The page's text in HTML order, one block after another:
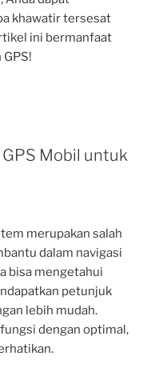
khawatir tersesat
ini bermanfaat
Mobil untuk
merupakan salah
dalam navigasi
bisa mengetahui
petunjuk
lebih mudah.
dengan optimal,